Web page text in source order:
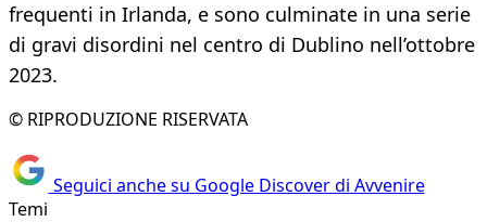
frequenti in Irlanda, e sono culminate in una serie
di gravi disordini nel centro di Dublino nell’ottobre
2023.
© RIPRODUZIONE RISERVATA
Seguici anche su Google Discover di Avvenire
Temi